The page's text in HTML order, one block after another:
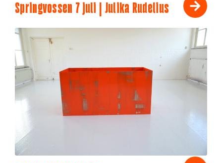
Springvossen 7 juli | Julika Rudelius